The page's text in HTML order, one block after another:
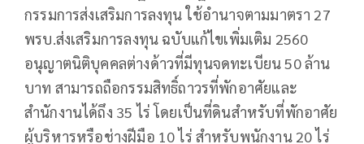
กรรมการส่งเสริมการลงทุน ใช้อำนาจตามมาตรา 27
พรบ.ส่งเสริมการลงทุน ฉบับแก้ไขเพิ่มเติม 2560
อนุญาตนิติบุคคลต่างด้าวที่มีทุนจดทะเบียน 50 ล้าน
บาท สามารถถือกรรมสิทธิ์ถาวรที่พักอาศัยและ
สำนักงานได้ถึง 35 ไร่ โดยเป็นที่ดินสำหรับที่พักอาศัย
ผู้บริหารหรือช่างฝีมือ 10 ไร่ สำหรับพนักงาน 20 ไร่